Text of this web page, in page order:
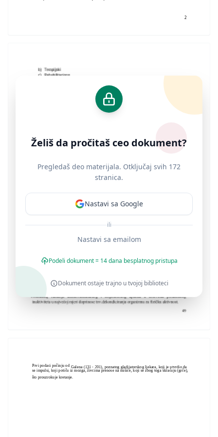
2
Prvi podaci počinju od Galena (131 - 201), poznatog gladijatorskog ljekara, koji je utvrdio da
se impulsi, koji potiču iz mozga, živcima prenose na mišiće, koji se zbog toga skraćuju (grče),
što prouzrokuje kretanje.
Želiš da pročitaš ceo dokument?
Pregledaš deo materijala. Otključaj svih 172
stranica.
Nastavi sa Google
ili
Nastavi sa emailom
Podeli dokument = 14 dana besplatnog pristupa
Dokument ostaje trajno u tvojoj biblioteci